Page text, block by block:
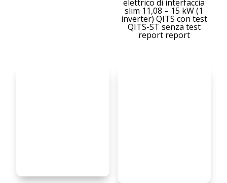
elettrico di interfaccia
slim 11,08 – 15 kW (1
inverter) QITS con test
QITS-ST senza test
report report